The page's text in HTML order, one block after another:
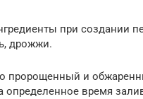
при создании
дрожжи.
пророщенный и
определенное время